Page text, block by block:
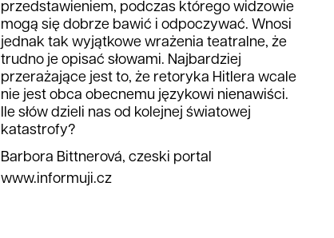
przedstawieniem, podczas którego widzowie
mogą się dobrze bawić i odpoczywać. Wnosi
jednak tak wyjątkowe wrażenia teatralne, że
trudno je opisać słowami. Najbardziej
przerażające jest to, że retoryka Hitlera wcale
nie jest obca obecnemu językowi nienawiści.
Ile słów dzieli nas od kolejnej światowej
katastrofy?
Barbora Bittnerová, czeski portal
www.informuji.cz